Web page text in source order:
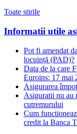
Toate stirile
Informatii utile
Pot fi amendat
locuință (PAD)?
Data de la care
Euroins: 17 mai
Asigurarea
Asiguratii nu au
cutremurului
Cum
credit la Banca